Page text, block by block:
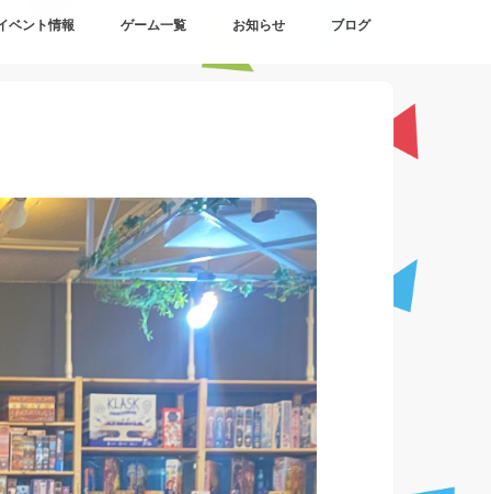
ベント情報 ゲーム一覧 お知らせ ブログ